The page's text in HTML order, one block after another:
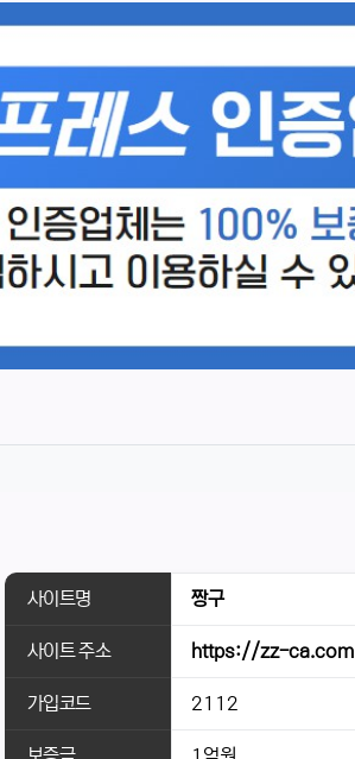
사이트명 짱구
사이트 주소 https://zz-ca.com
가입코드 2112